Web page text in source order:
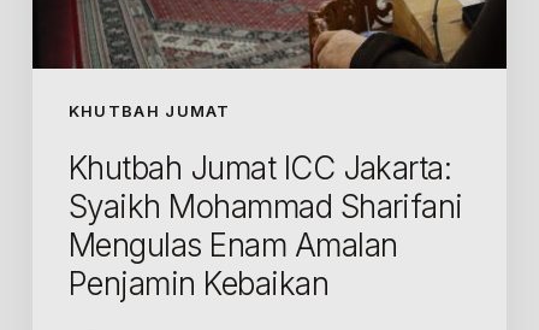
KHUTBAH JUMAT
Khutbah Jumat ICC Jakarta:
Syaikh Mohammad Sharifani
Mengulas Enam Amalan
Penjamin Kebaikan